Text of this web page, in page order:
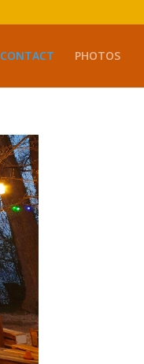
CONTACT PHOTOS